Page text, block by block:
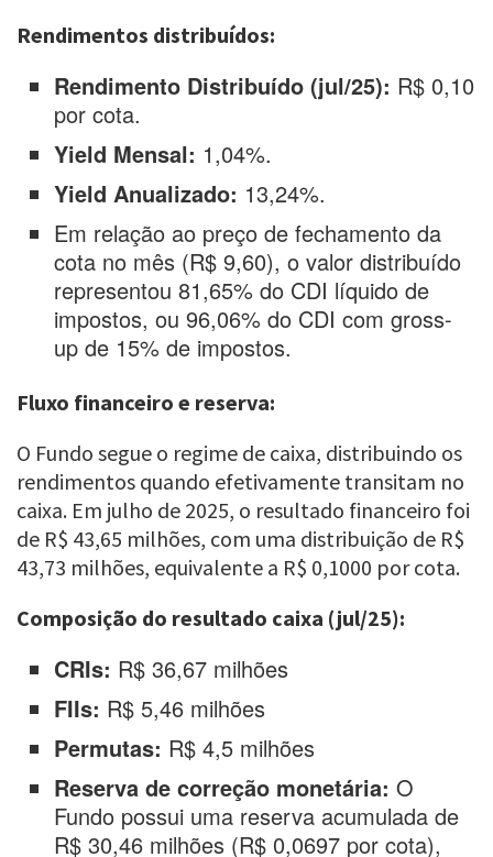
Rendimentos distribuídos:
Rendimento Distribuído (jul/25): R$ 0,10
por cota.
Yield Mensal: 1,04%.
Yield Anualizado: 13,24%.
Em relação ao preço de fechamento da
cota no mês (R$ 9,60), o valor distribuído
representou 81,65% do CDI líquido de
impostos, ou 96,06% do CDI com gross-
up de 15% de impostos.
Fluxo financeiro e reserva:
O Fundo segue o regime de caixa, distribuindo os
rendimentos quando efetivamente transitam no
caixa. Em julho de 2025, o resultado financeiro foi
de R$ 43,65 milhões, com uma distribuição de R$
43,73 milhões, equivalente a R$ 0,1000 por cota.
Composição do resultado caixa (jul/25):
CRIs: R$ 36,67 milhões
FIIs: R$ 5,46 milhões
Permutas: R$ 4,5 milhões
Reserva de correção monetária: O
Fundo possui uma reserva acumulada de
R$ 30,46 milhões (R$ 0,0697 por cota),